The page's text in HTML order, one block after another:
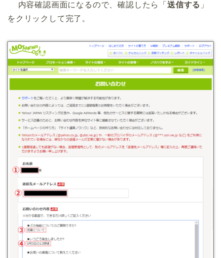
内容確認画面になるので、確認したら「 送信する 」
をクリックして完了。